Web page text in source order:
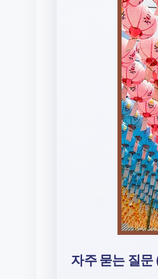
자주 묻는 질